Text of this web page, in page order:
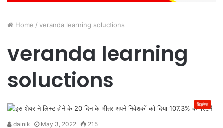
Home / veranda learning soluctions
veranda learning
soluctions
बिज़नेस
dainik May 3, 2022 215